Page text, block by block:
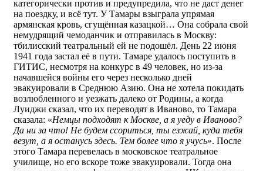
категорически против и предупредила, что не даст денег
на поездку, и всё тут. У Тамары взыграла упрямая
армянская кровь, сгущённая казацкой… Она собрала свой
немудрящий чемоданчик и отправилась в Москву:
тбилисский театральный ей не подошёл. День 22 июня
1941 года застал её в пути. Тамаре удалось поступить в
ГИТИС, несмотря на конкурс в 49 человек, но из-за
начавшейся войны его через несколько дней
эвакуировали в Среднюю Азию. Она не хотела покидать
возлюбленного и уезжать далеко от Родины, а когда
Луиджи сказал, что их переводят в Иваново, то Тамара
сказала: «Немцы подходят к Москве, а я уеду в Иваново?
Да ни за что! Не будем ссориться, ты езжай, куда тебя
везут, а я останусь здесь. Тем более что я учусь». После
этого Тамара перевелась в московское театральное
училище, но его вскоре тоже эвакуировали. Тогда она